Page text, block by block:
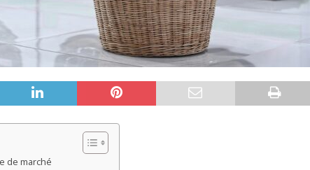
de marché